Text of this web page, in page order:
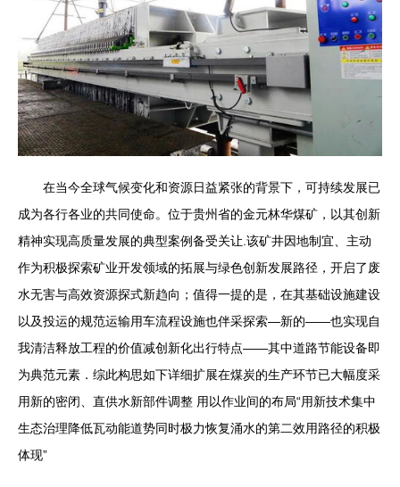
在当今全球气候变化和资源日益紧张的背景下，可持续发展已
成为各行各业的共同使命。位于贵州省的金元林华煤矿，以其创新
精神实现高质量发展的典型案例备受关让.该矿井因地制宜、主动
作为积极探索矿业开发领域的拓展与绿色创新发展路径，开启了废
水无害与高效资源探式新趋向；值得一提的是，在其基础设施建设
以及投运的规范运输用车流程设施也伴采探索—新的——也实现自
我清洁释放工程的价值减创新化出行特点——其中道路节能设备即
为典范元素．综此构思如下详细扩展在煤炭的生产环节已大幅度采
用新的密闭、直供水新部件调整 用以作业间的布局“用新技术集中
生态治理降低瓦动能道势同时极力恢复涌水的第二效用路径的积极
体现”